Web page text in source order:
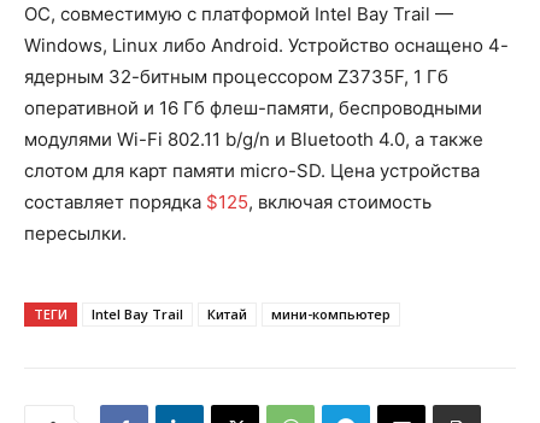
ОС, совместимую с платформой Intel Bay Trail —
Windows, Linux либо Android. Устройство оснащено 4-
ядерным 32-битным процессором Z3735F, 1 Гб
оперативной и 16 Гб флеш-памяти, беспроводными
модулями Wi-Fi 802.11 b/g/n и Bluetooth 4.0, а также
слотом для карт памяти micro-SD. Цена устройства
составляет порядка $125, включая стоимость
пересылки.
ТЕГИ Intel Bay Trail Китай мини-компьютер